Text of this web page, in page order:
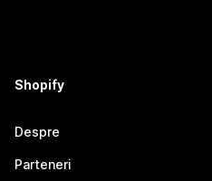
Shopify
Despre
Parteneri